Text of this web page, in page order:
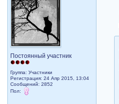
Постоянный участник
Группа: Участники
Регистрация: 24 Апр 2015, 13:04
Сообщений: 2852
Пол: